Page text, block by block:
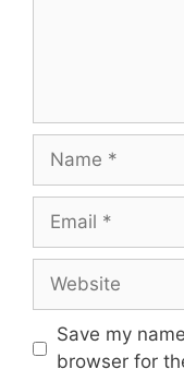
Save my
browser for